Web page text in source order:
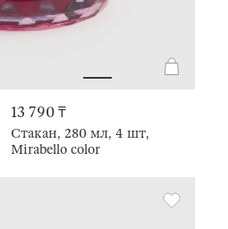
13 790 ₸
Стакан, 280 мл, 4 шт,
Mirabello color